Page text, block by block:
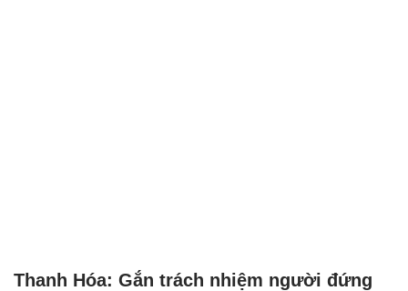
Thanh Hóa: Gắn trách nhiệm người đứng